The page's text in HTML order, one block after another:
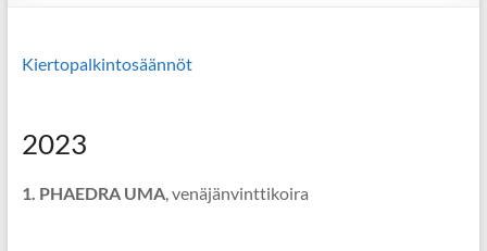
Kiertopalkintosäännöt
2023
1. PHAEDRA UMA, venäjänvinttikoira